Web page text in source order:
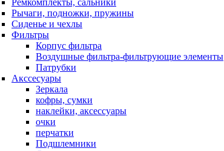
Ремкомплекты, сальники
Рычаги, подножки, пружины
Сиденье и чехлы
Фильтры
Корпус фильтра
Воздушные фильтра-фильтрующие элементы
Патрубки
Акссесуары
Зеркала
кофры, сумки
наклейки, аксессуары
очки
перчатки
Подшлемники